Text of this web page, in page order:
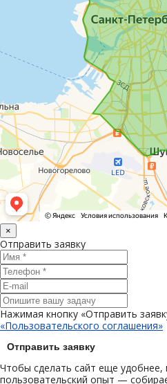
×
Отправить заявку
Нажимая кнопку «Отправить
«Пользовательского соглашения»
Отправить заявку
Чтобы сделать сайт еще удобнее,
пользовательский опыт —